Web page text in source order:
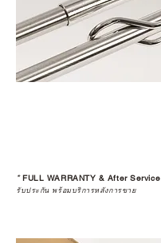
*FULL WARRANTY & After Service
รับประกัน พร้อมบริการหลังการขาย